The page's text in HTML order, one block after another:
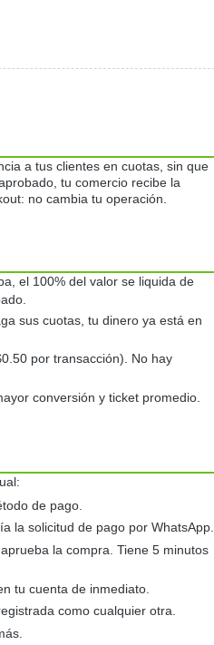
a tus clientes en cuotas, sin que
tu comercio recibe la
no cambia tu operación.
el 100% del valor se liquida de
sus cuotas, tu dinero ya está en
por transacción). No hay
conversión y ticket promedio.
de pago.
la solicitud de pago por WhatsApp.
la compra. Tiene 5 minutos
tu cuenta de inmediato.
como cualquier otra.